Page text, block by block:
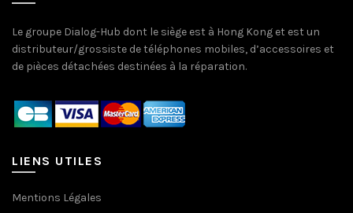
Le groupe Dialog-Hub dont le siège est à Hong Kong et est un
distributeur/grossiste de téléphones mobiles, d’accessoires et
de pièces détachées destinées à la réparation.
LIENS UTILES
Mentions Légales